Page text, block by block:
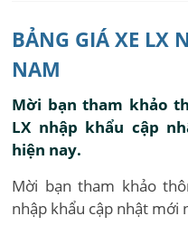
BẢNG GIÁ XE LX
NAM
Mời bạn tham khảo
LX nhập khẩu cập
hiện nay.
Mời bạn tham khảo
nhập khẩu cập nhật mới